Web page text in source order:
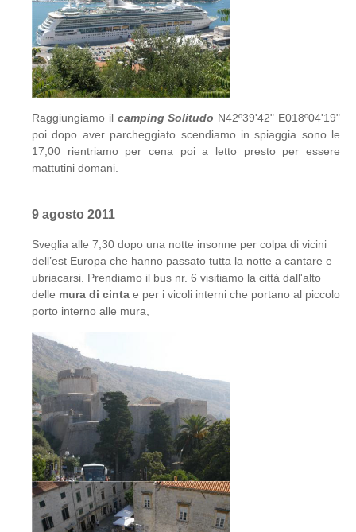
Raggiungiamo il camping Solitudo N42º39'42" E018º04'19"
poi dopo aver parcheggiato scendiamo in spiaggia sono le
17,00 rientriamo per cena poi a letto presto per essere
mattutini domani.
.
9 agosto 2011
Sveglia alle 7,30 dopo una notte insonne per colpa di vicini
dell’est Europa che hanno passato tutta la notte a cantare e
ubriacarsi. Prendiamo il bus nr. 6 visitiamo la città dall'alto
delle mura di cinta e per i vicoli interni che portano al piccolo
porto interno alle mura,